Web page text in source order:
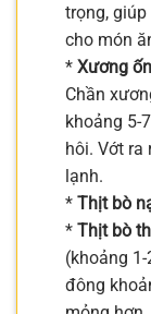
trọng,
cho món
* Xương
Chần
khoảng 5-
hôi. Vớt
lạnh.
* Thịt bò
* Thịt bò
(khoảng
đông